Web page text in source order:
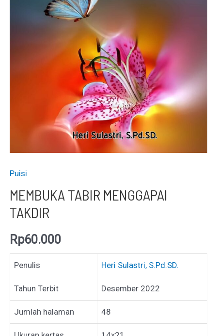
Puisi
MEMBUKA TABIR MENGGAPAI
TAKDIR
Rp60.000
Penulis Heri Sulastri, S.Pd.SD.
Tahun Terbit Desember 2022
Jumlah halaman 48